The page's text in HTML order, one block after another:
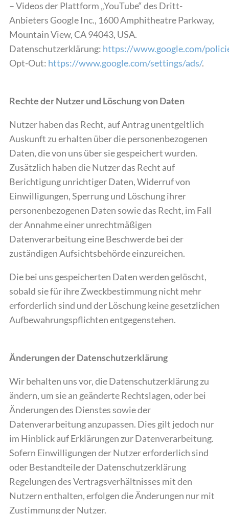
– Videos der Plattform „YouTube“ des Dritt-
Anbieters Google Inc., 1600 Amphitheatre Parkway,
Mountain View, CA 94043, USA.
Datenschutzerklärung: https://www.google.com/
Opt-Out: https://www.google.com/settings/ads/.
Rechte der Nutzer und Löschung von Daten
Nutzer haben das Recht, auf Antrag unentgeltlich
Auskunft zu erhalten über die personenbezogenen
Daten, die von uns über sie gespeichert wurden.
Zusätzlich haben die Nutzer das Recht auf
Berichtigung unrichtiger Daten, Widerruf von
Einwilligungen, Sperrung und Löschung ihrer
personenbezogenen Daten sowie das Recht, im Fall
der Annahme einer unrechtmäßigen
Datenverarbeitung eine Beschwerde bei der
zuständigen Aufsichtsbehörde einzureichen.
Die bei uns gespeicherten Daten werden gelöscht,
sobald sie für ihre Zweckbestimmung nicht mehr
erforderlich sind und der Löschung keine gesetzlichen
Aufbewahrungspflichten entgegenstehen.
Änderungen der Datenschutzerklärung
Wir behalten uns vor, die Datenschutzerklärung zu
ändern, um sie an geänderte Rechtslagen, oder bei
Änderungen des Dienstes sowie der
Datenverarbeitung anzupassen. Dies gilt jedoch nur
im Hinblick auf Erklärungen zur Datenverarbeitung.
Sofern Einwilligungen der Nutzer erforderlich sind
oder Bestandteile der Datenschutzerklärung
Regelungen des Vertragsverhältnisses mit den
Nutzern enthalten, erfolgen die Änderungen nur mit
Zustimmung der Nutzer.